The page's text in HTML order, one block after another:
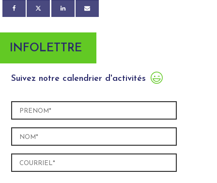
INFOLETTRE
Suivez notre calendrier d'activités
Prénom
Nom
Courriel